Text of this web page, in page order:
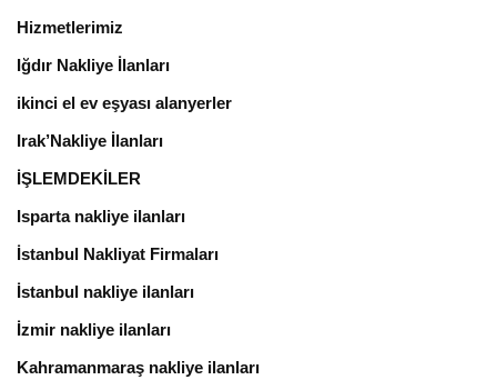
Hizmetlerimiz
Iğdır Nakliye İlanları
ikinci el ev eşyası alanyerler
Irak’Nakliye İlanları
İŞLEMDEKİLER
Isparta nakliye ilanları
İstanbul Nakliyat Firmaları
İstanbul nakliye ilanları
İzmir nakliye ilanları
Kahramanmaraş nakliye ilanları